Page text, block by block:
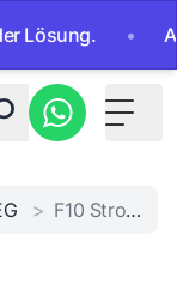
• Ab
Toggle
> F10 Stromversorgungsfehler